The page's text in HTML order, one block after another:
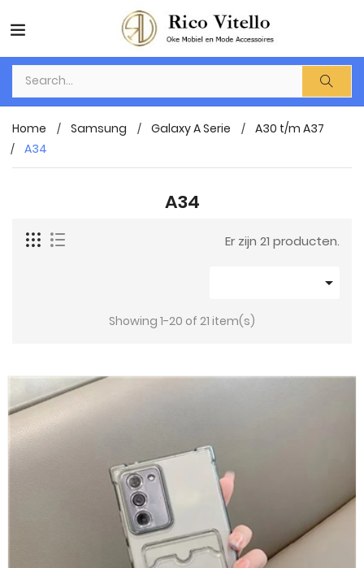
Home Samsung Galaxy A Serie
A30 t/m A37
A34
A34
Er zijn 21 producten.

Showing 1-20 of 21 item(s)